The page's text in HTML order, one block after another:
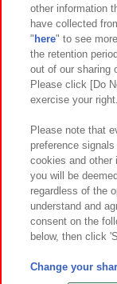
関連会社
プライバシーポリ
お取引先
カスタマーハラスメ
other information
have collected
" here" to see
the retention
out of our sharing
Please click [Do
exercise your right.
Please note that
preference
cookies and other
you will be
regardless of the
understand and
consent on the
below, then click
Change your